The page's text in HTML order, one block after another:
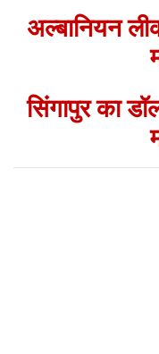
अल्बानियन
सिंगापुर का